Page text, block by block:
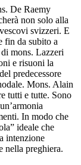
De Raemy
non solo alla
svizzeri. E
fin da subito a
mons. Lazzeri
e risuoni la
predecessore
Mons. Alain
tutti e tutte. Sono
In modo che
ideale che
intenzione
nella preghiera.